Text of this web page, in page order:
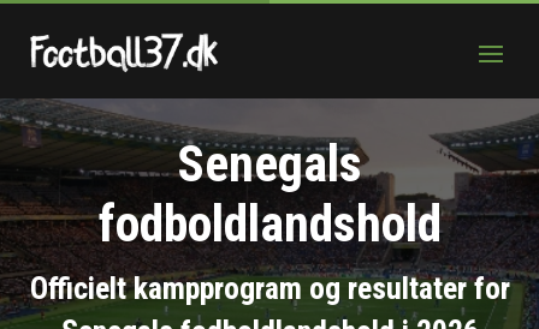
Senegals
fodboldlandshold
Officielt kampprogram og resultater for